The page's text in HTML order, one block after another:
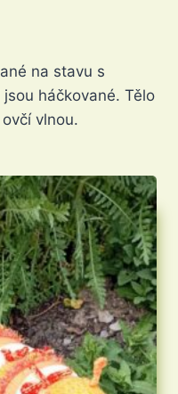
na stavu s
háčkované. Tělo
vlnou.